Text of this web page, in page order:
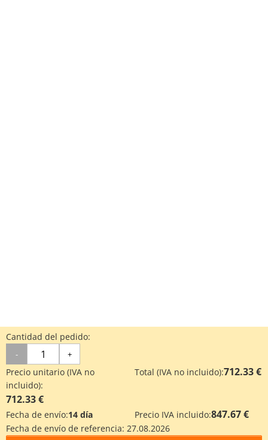
Cantidad del pedido:
- +
Precio unitario (IVA no
incluido):
712.33 €
Total (IVA no incluido):712.33 €
Fecha de envío:14 día Precio IVA incluido:847.67 €
Fecha de envío de referencia: 27.08.2026